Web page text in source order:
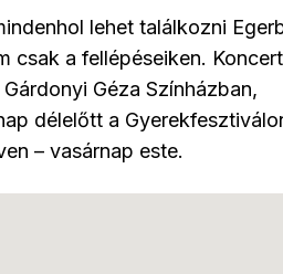
lehet találkozni
csak a fellépéseiken.
Géza Színházban,
délelőtt a
– vasárnap este.